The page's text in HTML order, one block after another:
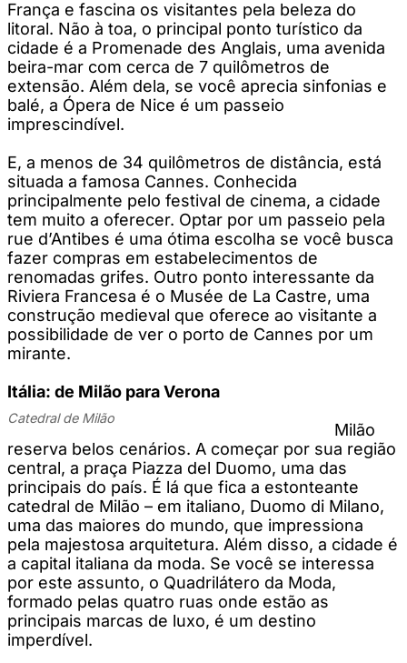
França e fascina os visitantes pela beleza do
litoral. Não à toa, o principal ponto turístico da
cidade é a Promenade des Anglais, uma avenida
beira-mar com cerca de 7 quilômetros de
extensão. Além dela, se você aprecia sinfonias e
balé, a Ópera de Nice é um passeio
imprescindível.
E, a menos de 34 quilômetros de distância, está
situada a famosa Cannes. Conhecida
principalmente pelo festival de cinema, a cidade
tem muito a oferecer. Optar por um passeio pela
rue d’Antibes é uma ótima escolha se você busca
fazer compras em estabelecimentos de
renomadas grifes. Outro ponto interessante da
Riviera Francesa é o Musée de La Castre, uma
construção medieval que oferece ao visitante a
possibilidade de ver o porto de Cannes por um
mirante.
Itália: de Milão para Verona
Catedral de Milão
Milão
reserva belos cenários. A começar por sua região
central, a praça Piazza del Duomo, uma das
principais do país. É lá que fica a estonteante
catedral de Milão – em italiano, Duomo di Milano,
uma das maiores do mundo, que impressiona
pela majestosa arquitetura. Além disso, a cidade é
a capital italiana da moda. Se você se interessa
por este assunto, o Quadrilátero da Moda,
formado pelas quatro ruas onde estão as
principais marcas de luxo, é um destino
imperdível.